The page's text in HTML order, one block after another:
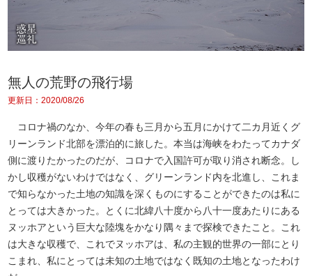
無人の荒野の飛行場
更新日：2020/08/26
コロナ禍のなか、今年の春も三月から五月にかけて二カ月近くグ
リーンランド北部を漂泊的に旅した。本当は海峡をわたってカナダ
側に渡りたかったのだが、コロナで入国許可が取り消され断念。し
かし収穫がないわけではなく、グリーンランド内を北進し、これま
で知らなかった土地の知識を深くものにすることができたのは私に
とっては大きかった。とくに北緯八十度から八十一度あたりにある
ヌッホアという巨大な陸塊をかなり隅々まで探検できたこと。これ
は大きな収穫で、これでヌッホアは、私の主観的世界の一部にとり
こまれ、私にとっては未知の土地ではなく既知の土地となったわけ